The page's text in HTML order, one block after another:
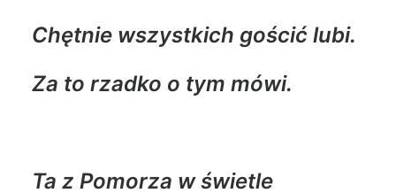
Chętnie wszystkich gościć lubi.
Za to rzadko o tym mówi.
Ta z Pomorza w świetle